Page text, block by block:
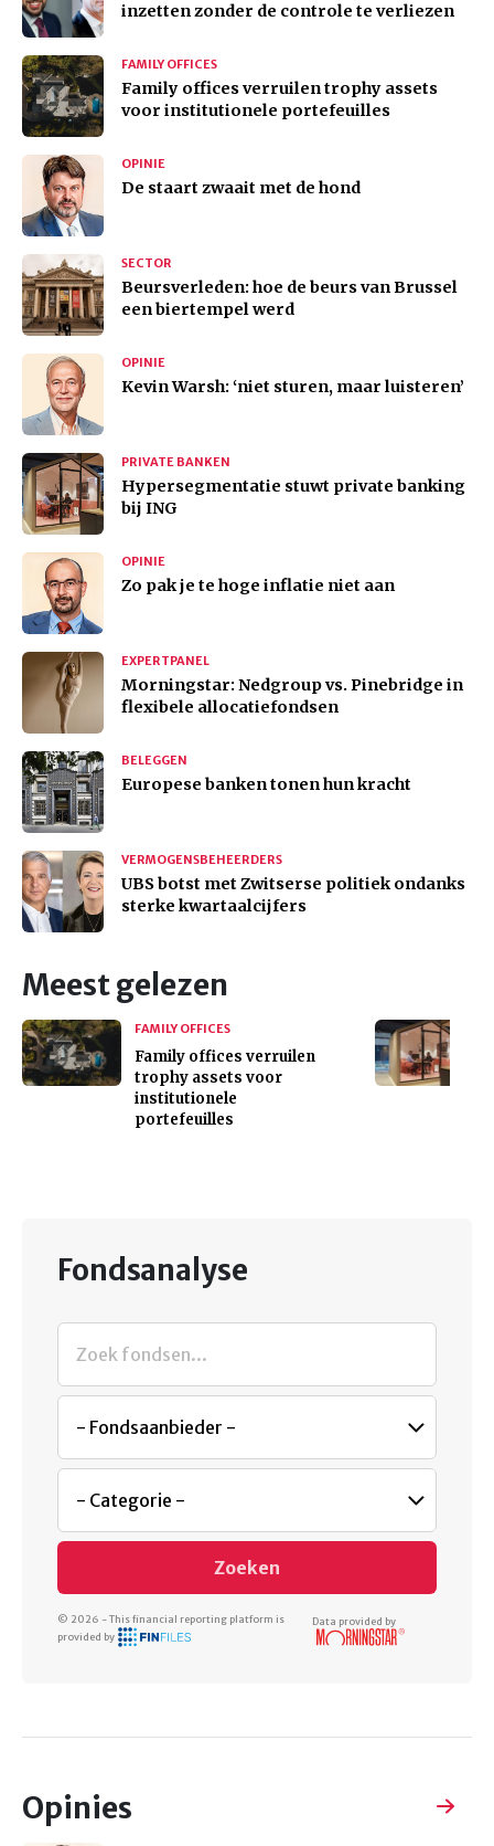
inzetten zonder de controle te verliezen
FAMILY OFFICES
Family offices verruilen trophy assets
voor institutionele portefeuilles
OPINIE
De staart zwaait met de hond
SECTOR
Beursverleden: hoe de beurs van Brussel
een biertempel werd
OPINIE
Kevin Warsh: ‘niet sturen, maar luisteren’
PRIVATE BANKEN
Hypersegmentatie stuwt private banking
bij ING
OPINIE
Zo pak je te hoge inflatie niet aan
EXPERTPANEL
Morningstar: Nedgroup vs. Pinebridge in
flexibele allocatiefondsen
BELEGGEN
Europese banken tonen hun kracht
VERMOGENSBEHEERDERS
UBS botst met Zwitserse politiek ondanks
sterke kwartaalcijfers
Meest gelezen
FAMILY OFFICES
Family offices verruilen
trophy assets voor
institutionele
portefeuilles
Fondsanalyse
Zoeken
© 2026 - This financial reporting platform is
provided by
Data provided by
Opinies